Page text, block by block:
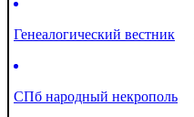
Генеалогический вестник
СПб народный некрополь